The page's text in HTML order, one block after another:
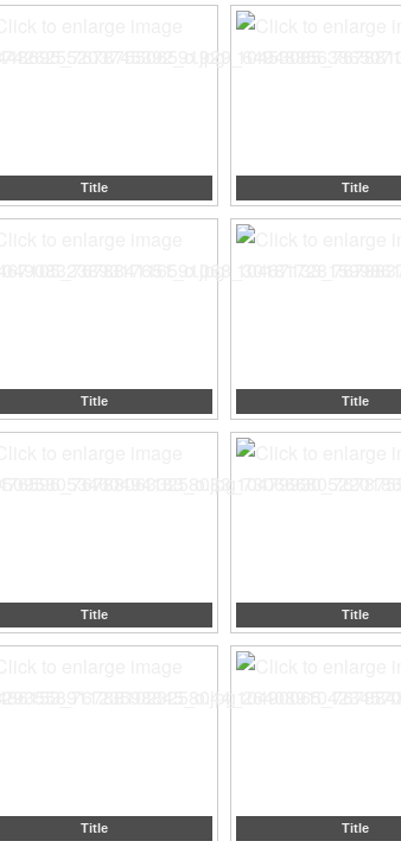
Title Title
Title Title
Title Title
Title Title